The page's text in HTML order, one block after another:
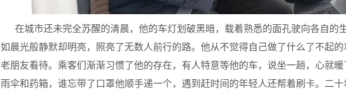
在城市还未完全苏醒的清晨，他的车灯划破黑暗，载着熟悉的面孔驶向各自的
如晨光般静默却明亮，照亮了无数人前行的路。他从不觉得自己做了什么了不起
老朋友看待。乘客们渐渐习惯了他的存在，有人特意等他的车，说坐一趟，心就
雨伞和药箱，谁忘带了口罩他顺手递一个，遇到赶时间的年轻人还帮着刷卡。二